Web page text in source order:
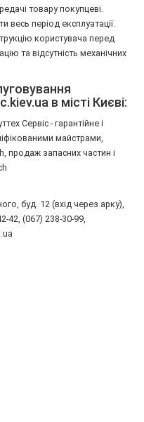
товару покупцеві.
весь період експлуатації.
користувача перед
та відсутність механічних
в місті Києві:
Сервіс - гарантійне і
майстрами,
продаж запасних частин і
буд. 12 (вхід через арку),
42, (067) 238-30-99,